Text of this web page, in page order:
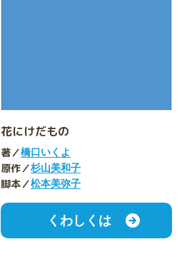
花にけだもの
著／橋口いくよ
原作／杉山美和子
脚本／松本美弥子
くわしくは